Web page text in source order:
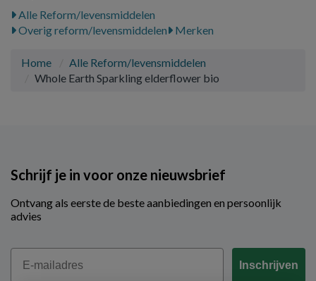
Alle Reform/levensmiddelen
Overig reform/levensmiddelen
Merken
Home
Alle Reform/levensmiddelen
Whole Earth Sparkling elderflower bio
Schrijf je in voor onze nieuwsbrief
Ontvang als eerste de beste aanbiedingen en persoonlijk
advies
Email
Inschrijven